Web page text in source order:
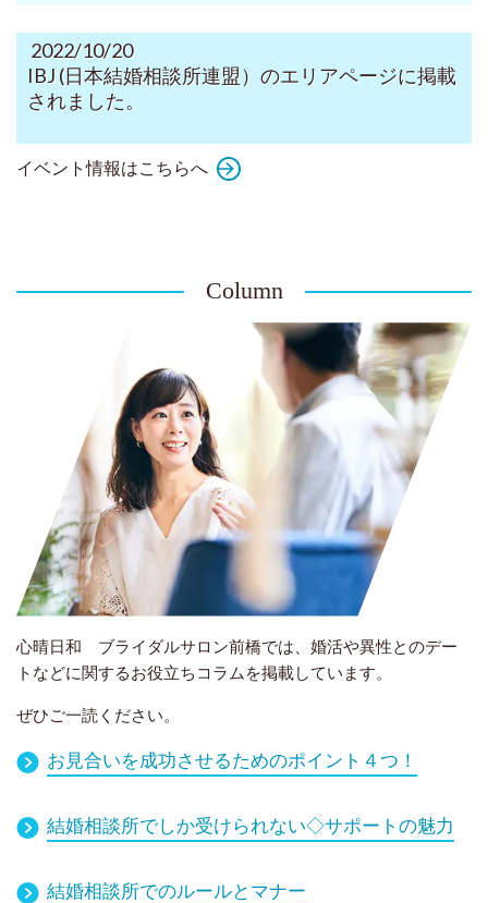
2022/10/20
IBJ (日本結婚相談所連盟）のエリアページに掲載
されました。
イベント情報はこちらへ
Column
心晴日和 ブライダルサロン前橋では、婚活や異性とのデー
トなどに関するお役立ちコラムを掲載しています。
ぜひご一読ください。
お見合いを成功させるためのポイント４つ！
結婚相談所でしか受けられない◇サポートの魅力
結婚相談所でのルールとマナー